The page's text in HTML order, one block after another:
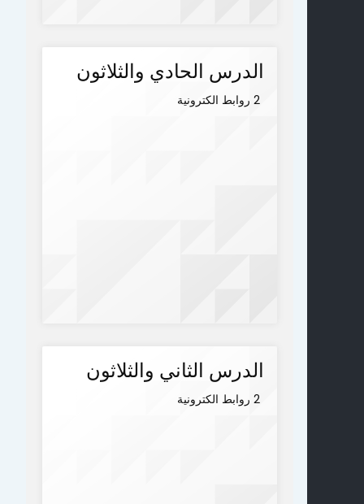
الدرس الحادي والثلاثون
2 روابط الكترونية
الدرس الثاني والثلاثون
2 روابط الكترونية